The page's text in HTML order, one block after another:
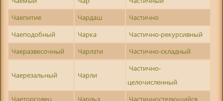
Чаепитие
Чардаш
Частично
Чаеподобный
Чарка
Частично-рекурсивный
Чаеразвесочный
Чарлзти Частично-складный
Чаерезальный Чарли
Частично-
целочисленный
Чаеторговец
Чарльз
Частичностелющийся